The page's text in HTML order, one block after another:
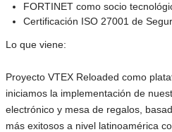
FORTINET como socio
Certificación ISO 27001 de
Lo que viene:
Proyecto VTEX Reloaded como
iniciamos la implementación de
electrónico y mesa de regalos,
más exitosos a nivel latinoamérica